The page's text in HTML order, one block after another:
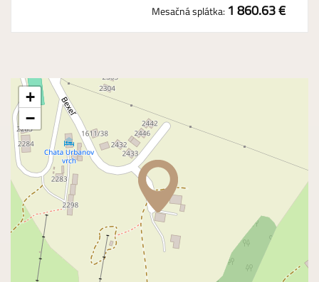
Mesačná splátka: 1 860.63 €
+
−